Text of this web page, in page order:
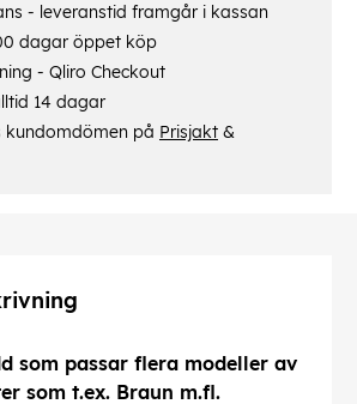
- leveranstid framgår i kassan
dagar öppet köp
- Qliro Checkout
14 dagar
kundomdömen på Prisjakt &
som passar flera modeller av
som t.ex. Braun m.fl.